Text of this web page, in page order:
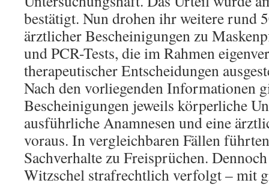
bestätigt. Nun drohen ihr weitere rund
ärztlicher Bescheinigungen zu
und PCR-Tests, die im Rahmen
therapeutischer Entscheidungen
Nach den vorliegenden Informationen
Bescheinigungen jeweils körperliche
ausführliche Anamnesen und eine
voraus. In vergleichbaren Fällen
Sachverhalte zu Freisprüchen.
Witzschel strafrechtlich verfolgt – mit